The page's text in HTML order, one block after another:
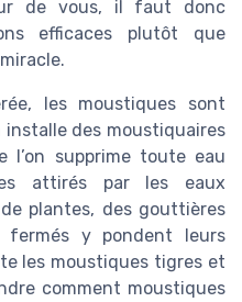
de vous, il faut donc
efficaces plutôt que
les moustiques sont
installe des moustiquaires
supprime toute eau
attirés par les eaux
plantes, des gouttières
fermés y pondent leurs
les moustiques tigres et
comment moustiques